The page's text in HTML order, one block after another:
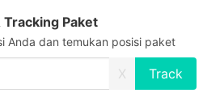
Tracking Paket
Anda dan temukan posisi paket
X